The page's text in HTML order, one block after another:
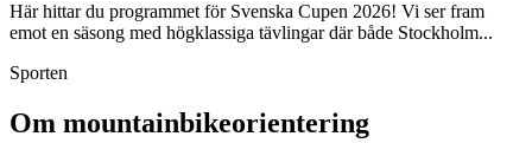
Här hittar du programmet för Svenska Cupen 2026! Vi ser fram
emot en säsong med högklassiga tävlingar där både Stockholm...
Sporten
Om mountainbikeorientering